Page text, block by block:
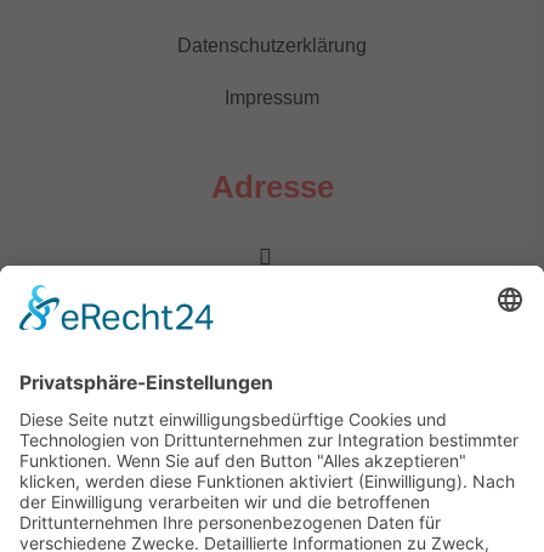
Datenschutzerklärung
Impressum
Adresse
Uphuser Heerstraße 57 | 28832 Achim
info@ss-nordbau.de
Mo.-Do. :
08:00 Uhr - 17:00 Uhr